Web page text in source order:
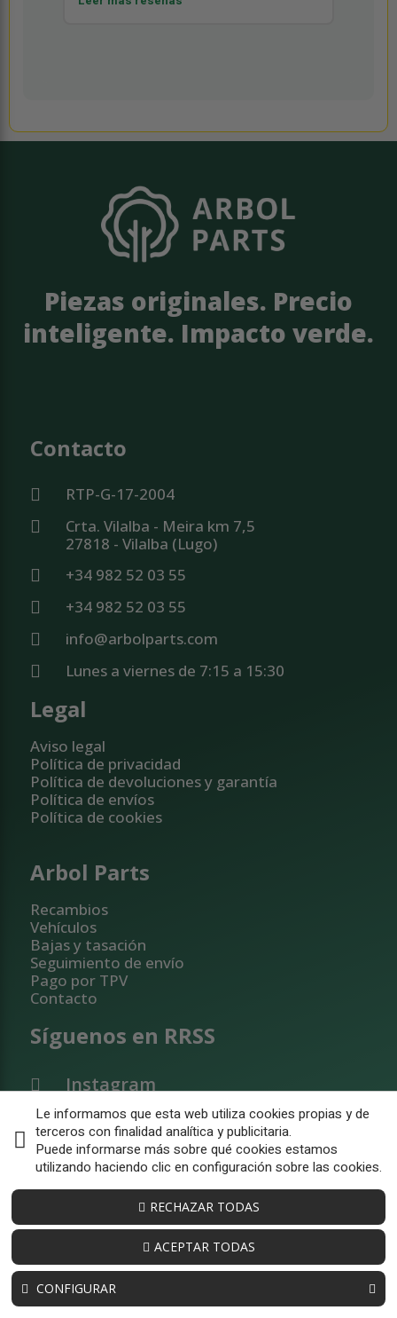
Piezas originales. Precio
inteligente. Impacto verde.
Contacto
RTP-G-17-2004
Crta. Vilalba - Meira km 7,5
27818 - Vilalba (Lugo)
+34 982 52 03 55
+34 982 52 03 55
info@arbolparts.com
Lunes a viernes de 7:15 a 15:30
Legal
Aviso legal
Política de privacidad
Política de devoluciones y garantía
Política de envíos
Política de cookies
Arbol Parts
Recambios
Vehículos
Bajas y tasación
Seguimiento de envío
Pago por TPV
Contacto
Síguenos en RRSS
Instagram
Linkedin
Le informamos que esta web utiliza cookies propias y de
terceros con finalidad analítica y publicitaria.
Puede informarse más sobre qué cookies estamos
utilizando haciendo clic en configuración sobre las cookies.
CONFIGURAR
RECHAZAR TODAS
ACEPTAR TODAS